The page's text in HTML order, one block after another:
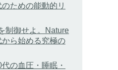
ための能動的リ
制御せよ。Nature
ら始める究極の
の血圧・睡眠・